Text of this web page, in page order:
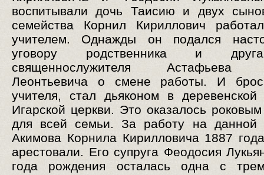
воспитывали дочь Таисию и двух
семейства Корнил Кириллович
учителем. Однажды он подался
уговору родственника и
священнослужителя Астафьева
Леонтьевича о смене работы. И
учителя, стал дьяконом в деревенской
Игарской церкви. Это оказалось
для всей семьи. За работу на данной
Акимова Корнила Кирилловича 1887
арестовали. Его супруга Феодосия
года рождения осталась одна с